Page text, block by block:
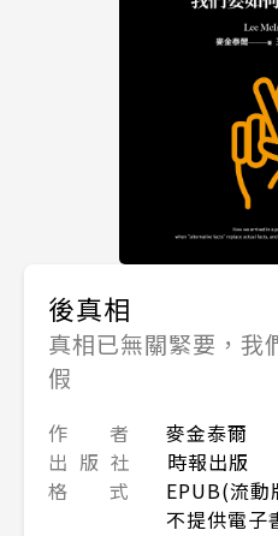
後真相
真相已無關緊要，我
假
作 者
麥金泰爾
出 版 社
時報出版
格 式
EPUB(流動
不提供電子